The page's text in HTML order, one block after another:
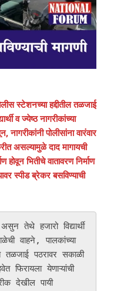
स्टेशनच्या हद्दीतील तळजाई
व ज्येष्ठ नागरीकांच्या
नागरीकांनी पोलीसांना वारंवार
असल्यामुळे दाद मागायची
होवून भितीचे वातावरण निर्माण
स्पीड ब्रेकर बसविण्याची
तेथे हजारो विद्यार्थी
वाहने, पालकांच्या
तळजाई पठरावर सकाळी
फिरायला येणाऱ्यांची
देखील पायी